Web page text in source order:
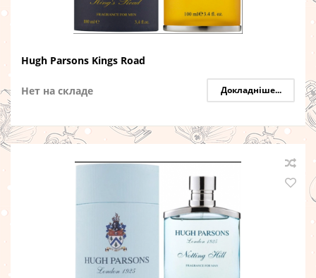
Hugh Parsons Kings Road
Нет на складе Докладніше...